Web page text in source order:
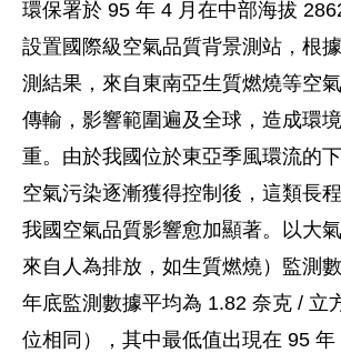
環保署於 95 年 4 月在中部海拔
設置國際級空氣品質背景測站，根
測結果，來自東南亞生質燃燒等空
傳輸，影響範圍遍及全球，造成環
重。由於我國位於東亞季風環流的
空氣污染逐漸獲得控制後，這類長
我國空氣品質影響愈加顯著。以大
來自人為排放，如生質燃燒）監測
年底監測數據平均為 1.82 奈克 / 立
位相同），其中最低值出現在 95